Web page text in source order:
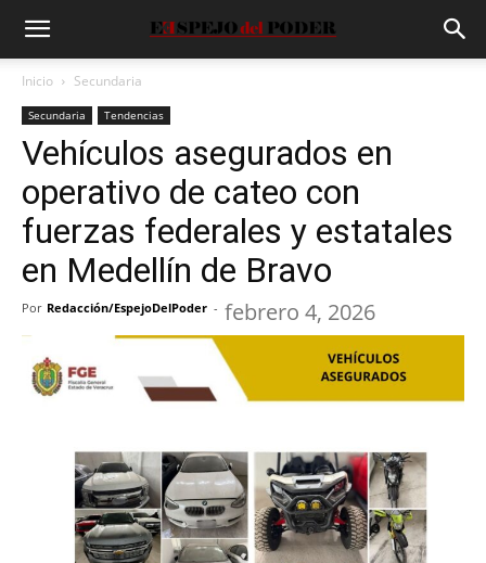
Inicio Secundaria
Secundaria Tendencias
Vehículos asegurados en
operativo de cateo con
fuerzas federales y estatales
en Medellín de Bravo
Por Redacción/EspejoDelPoder - febrero 4, 2026